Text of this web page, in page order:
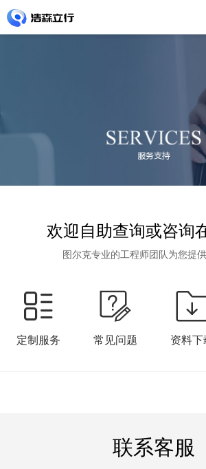
欢迎自助查询或咨询
图尔克专业的工程师团队为您提

定制服务

常见问题 资料下
联系客服